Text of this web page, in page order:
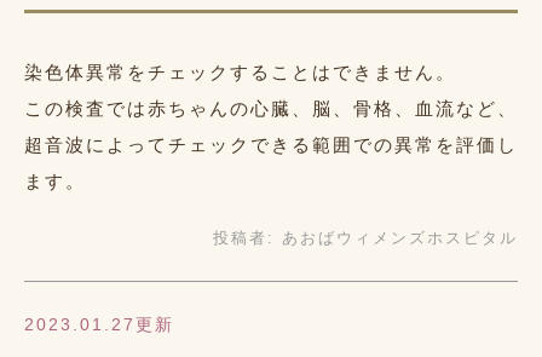
染色体異常をチェックすることはできません。
この検査では赤ちゃんの心臓、脳、骨格、血流など、
超音波によってチェックできる範囲での異常を評価し
ます。
投稿者: あおばウィメンズホスピタル
2023.01.27更新